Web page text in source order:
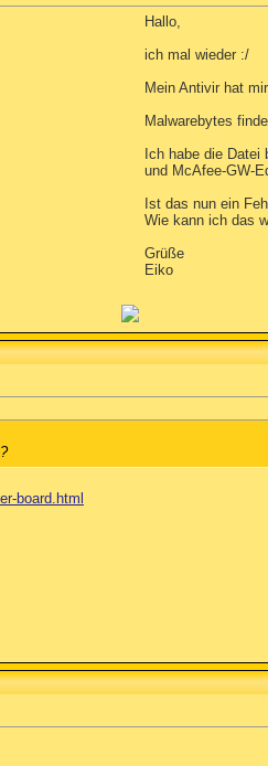
Hallo,
ich mal wieder :/
Mein Antivir hat
Malwarebytes
Ich habe die
und McAfee-GW-
Ist das nun ein
Wie kann ich das
Grüße
Eiko
board.html